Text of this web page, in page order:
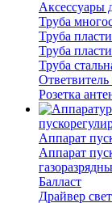
Аксессуары
Труба
Труба
Труба
Труба
Ответвитель
Розетка
Аппарат
Аппарат
Балласт
Драйвер